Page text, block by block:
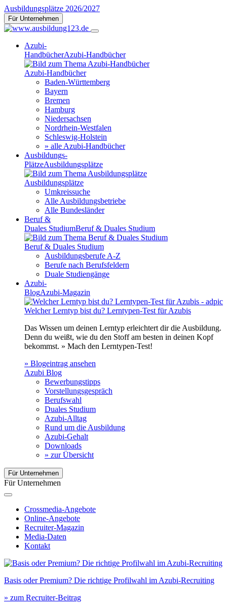
Ausbildungsplätze 2026/2027
Für Unternehmen
Azubi-
HandbücherAzubi-Handbücher
Azubi-Handbücher
Baden-Württemberg
Bayern
Bremen
Hamburg
Niedersachsen
Nordrhein-Westfalen
Schleswig-Holstein
» alle Azubi-Handbücher
Ausbildungs-
PlätzeAusbildungsplätze
Ausbildungsplätze
Umkreissuche
Alle Ausbildungsbetriebe
Alle Bundesländer
Beruf &
Duales StudiumBeruf & Duales Studium
Beruf & Duales Studium
Ausbildungsberufe A-Z
Berufe nach Berufsfeldern
Duale Studiengänge
Azubi-
BlogAzubi-Magazin
Welcher Lerntyp bist du? Lerntypen-Test für Azubis
Das Wissen um deinen Lerntyp erleichtert dir die Ausbildung.
Denn du weißt, wie du den Stoff am besten in deinen Kopf
bekommst. » Mach den Lerntypen-Test!
» Blogeintrag ansehen
Azubi Blog
Bewerbungstipps
Vorstellungsgespräch
Berufswahl
Duales Studium
Azubi-Alltag
Rund um die Ausbildung
Azubi-Gehalt
Downloads
» zur Übersicht
Für Unternehmen
Für Unternehmen
Crossmedia-Angebote
Online-Angebote
Recruiter-Magazin
Media-Daten
Kontakt
Basis oder Premium? Die richtige Profilwahl im Azubi-Recruiting
» zum Recruiter-Beitrag